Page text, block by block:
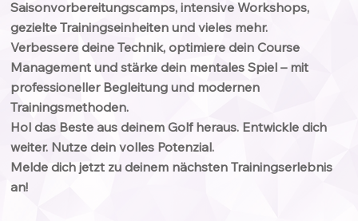
Saisonvorbereitungscamps, intensive Workshops,
gezielte Trainingseinheiten und vieles mehr.
Verbessere deine Technik, optimiere dein Course
Management und stärke dein mentales Spiel – mit
professioneller Begleitung und modernen
Trainingsmethoden.
Hol das Beste aus deinem Golf heraus. Entwickle dich
weiter. Nutze dein volles Potenzial.
Melde dich jetzt zu deinem nächsten Trainingserlebnis
an!